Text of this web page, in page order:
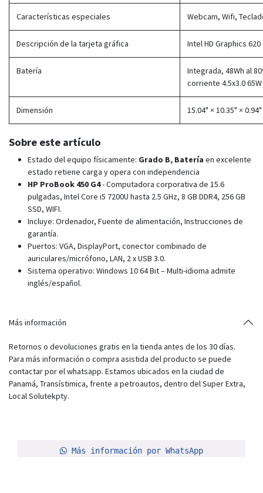
Características especiales Webcam, Wifi,
Descripción de la tarjeta gráfica Intel HD Graphics 620
Batería
Integrada, 48Wh al
corriente 4.5x3.0 65W
Dimensión 15.04" × 10.35" ×
Sobre este artículo
Estado del equipo físicamente: Grado B, Batería en excelente
estado retiene carga y opera con independencia
HP ProBook 450 G4- Computadora corporativa de 15.6
pulgadas, Intel Core i5 7200U hasta 2.5 GHz, 8 GB DDR4, 256 GB
SSD, WIFI.
Incluye: Ordenador, Fuente de alimentación, Instrucciones de
garantía.
Puertos: VGA, DisplayPort, conector combinado de
auriculares/micrófono, LAN, 2 x USB 3.0.
Sistema operativo: Windows 10 64 Bit – Multi-idioma admite
inglés/español.
Más información
Retornos o devoluciones gratis en la tienda antes de los 30 días.
Para más información o compra asistida del producto se puede
contactar por el whatsapp. Estamos ubicados en la ciudad de
Panamá, Transístimica, frente a petroautos, dentro del Super Extra,
Local Solutekpty.
Más información por WhatsApp